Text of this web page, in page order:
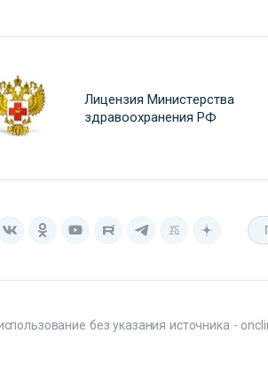
Лицензия Министерства
здравоохранения РФ
без указания источника -